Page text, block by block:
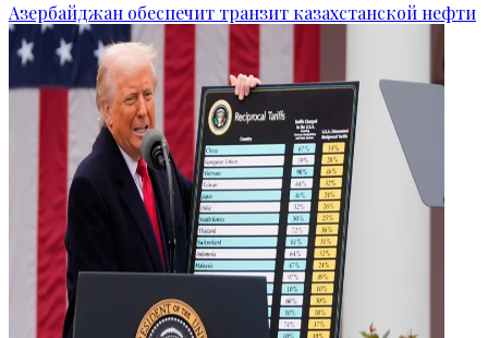
Азербайджан обеспечит транзит казахстанской нефти